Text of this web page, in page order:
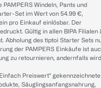
Windeln, Pants und
Set im Wert von 54.99 €,
pro Einkauf einlösbar. Der
Gültig in allen BIPA Filialen
Abholung des tiptoi Starter Sets
der PAMPERS Einkäufe ist
zu retournieren, andernfalls wird
Preiswert" gekennzeichnete
Säuglingsanfangsnahrung,